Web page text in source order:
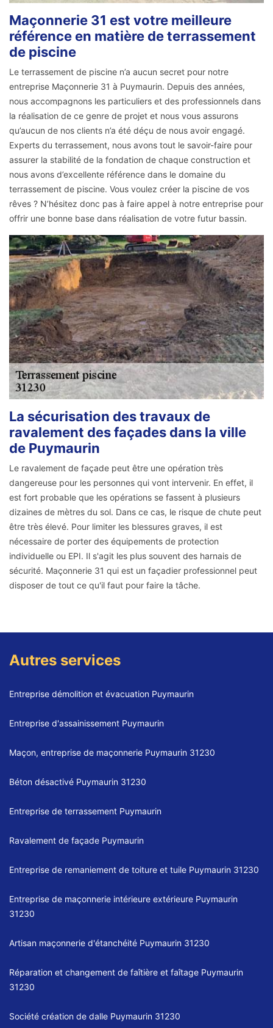
Maçonnerie 31 est votre meilleure
référence en matière de terrassement
de piscine
Le terrassement de piscine n’a aucun secret pour notre
entreprise Maçonnerie 31 à Puymaurin. Depuis des années,
nous accompagnons les particuliers et des professionnels dans
la réalisation de ce genre de projet et nous vous assurons
qu’aucun de nos clients n’a été déçu de nous avoir engagé.
Experts du terrassement, nous avons tout le savoir-faire pour
assurer la stabilité de la fondation de chaque construction et
nous avons d’excellente référence dans le domaine du
terrassement de piscine. Vous voulez créer la piscine de vos
rêves ? N’hésitez donc pas à faire appel à notre entreprise pour
offrir une bonne base dans réalisation de votre futur bassin.
La sécurisation des travaux de
ravalement des façades dans la ville
de Puymaurin
Le ravalement de façade peut être une opération très
dangereuse pour les personnes qui vont intervenir. En effet, il
est fort probable que les opérations se fassent à plusieurs
dizaines de mètres du sol. Dans ce cas, le risque de chute peut
être très élevé. Pour limiter les blessures graves, il est
nécessaire de porter des équipements de protection
individuelle ou EPI. Il s'agit les plus souvent des harnais de
sécurité. Maçonnerie 31 qui est un façadier professionnel peut
disposer de tout ce qu'il faut pour faire la tâche.
Autres services
Entreprise démolition et évacuation Puymaurin
Entreprise d'assainissement Puymaurin
Maçon, entreprise de maçonnerie Puymaurin 31230
Béton désactivé Puymaurin 31230
Entreprise de terrassement Puymaurin
Ravalement de façade Puymaurin
Entreprise de remaniement de toiture et tuile Puymaurin 31230
Entreprise de maçonnerie intérieure extérieure Puymaurin
31230
Artisan maçonnerie d'étanchéité Puymaurin 31230
Réparation et changement de faîtière et faîtage Puymaurin
31230
Société création de dalle Puymaurin 31230